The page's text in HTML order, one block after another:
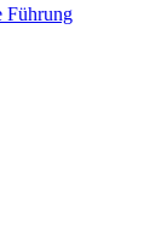
Führung